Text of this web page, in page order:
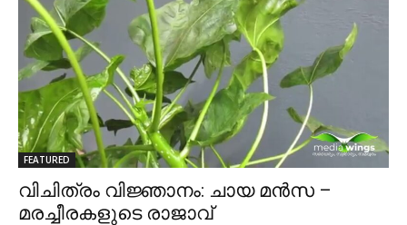
FEATURED
വിചിത്രം വിജ്ഞാനം: ചായ മൻസ –
മരച്ചീരകളുടെ രാജാവ്